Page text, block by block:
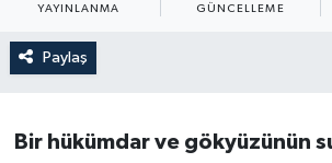
YAYINLANMA GÜNCELLEME
Paylaş
Bir hükümdar ve gökyüzünün